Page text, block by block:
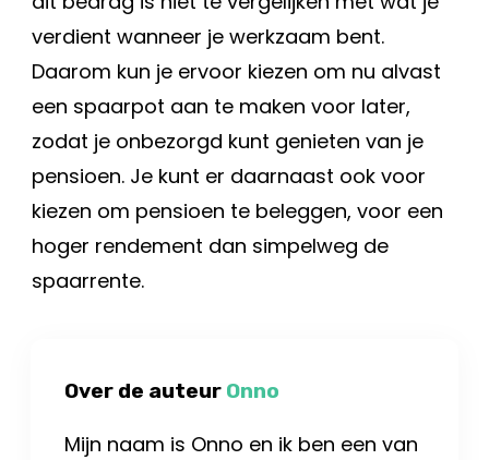
verdient wanneer je werkzaam bent.
Daarom kun je ervoor kiezen om nu alvast
een spaarpot aan te maken voor later,
zodat je onbezorgd kunt genieten van je
pensioen. Je kunt er daarnaast ook voor
kiezen om pensioen te beleggen, voor een
hoger rendement dan simpelweg de
spaarrente.
Over de auteur Onno
Mijn naam is Onno en ik ben een van